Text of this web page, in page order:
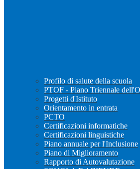
Profilo di salute della scuola
PTOF - Piano Triennale
Progetti d'Istituto
Orientamento in entrata
PCTO
Certificazioni informatiche
Certificazioni linguistiche
Piano annuale per l'Inclusione
Piano di Miglioramento
Rapporto di Autovalutazione